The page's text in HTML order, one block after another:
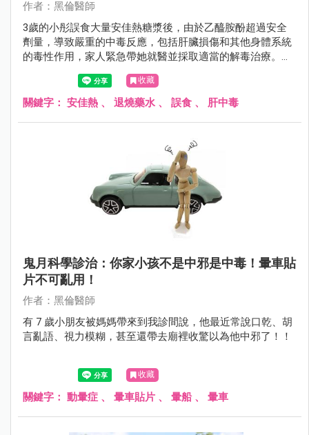
作者：黑倫醫師
3歲的小彤誤食大量安佳熱糖漿後，由於乙醯胺酚超過安全
劑量，導致嚴重的中毒反應，包括肝臟損傷和其他身體系統
的毒性作用，家人緊急帶她就醫並採取適當的解毒治療。家
中的藥品應該存放在孩子無法觸及的地方，以避免類似事件
收藏
關鍵字： 安佳熱 、 退燒藥水 、 誤食 、 肝中毒
鬼月科學診治：你家小孩不是中邪是中毒！暈車貼
片不可亂用！
作者：黑倫醫師
有 7 歲小朋友被媽媽帶來到我診間說，他最近常說口乾、胡
言亂語、視力模糊，甚至還帶去廟裡收驚以為他中邪了！！
收藏
關鍵字： 動暈症 、 暈車貼片 、 暈船、 暈車